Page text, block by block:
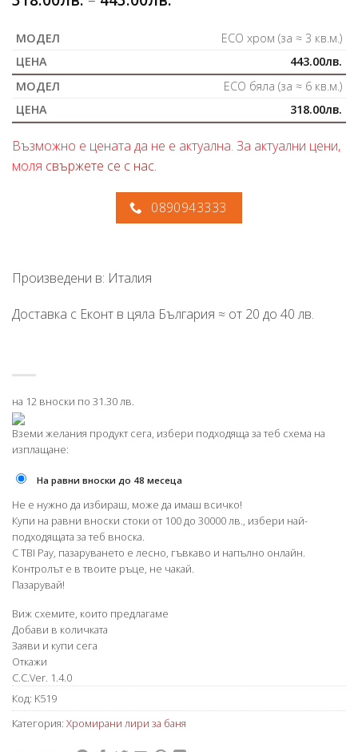
ECO хром (за ≈ 3 кв.м.)
443.00лв.
ECO бяла (за ≈ 6 кв.м.)
318.00лв.
Възможно е цената да не е актуална. За актуални цени,
моля свържете се с нас.
0890943333
Произведени в: Италия
Доставка с Еконт в цяла България ≈ от 20 до 40 лв.
на 12 вноски по 31.30 лв.
Вземи желания продукт сега, избери подходяща за теб схема на
изплащане:
На равни вноски до 48 месеца
Не е нужно да избираш, може да имаш всичко!
Купи на равни вноски стоки от 100 до 30000 лв., избери най-
подходящата за теб вноска.
С TBI Pay, пазаруването е лесно, гъвкаво и напълно онлайн.
Контролът е в твоите ръце, не чакай.
Пазарувай!
Виж схемите, които предлагаме
Добави в количката
Заяви и купи сега
Откажи
C.C.Ver. 1.4.0
Код: K519
Категория: Хромирани лири за баня